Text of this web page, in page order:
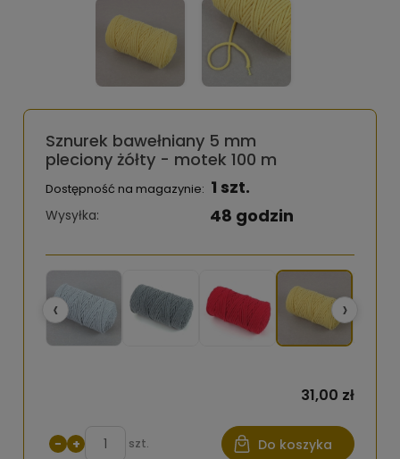
Sznurek bawełniany 5 mm
pleciony żółty - motek 100 m
Dostępność na magazynie: 1 szt.
Wysyłka: 48 godzin
‹ ›
31,00 zł
− + szt. Do koszyka